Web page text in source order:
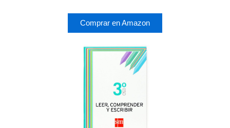
Comprar en Amazon